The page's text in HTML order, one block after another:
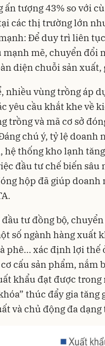
ấn tượng 43% so với
các thị trường lớn
Để duy trì liên
mạnh mẽ, chuyển đổi
diện chuỗi sản
nhiều vùng trồng áp
yêu cầu khắt khe về
trồng và mã cơ sở
chú ý, tỷ lệ doanh
hệ thống kho lạnh
đầu tư chế biến sâu
hộp đã giúp
đầu tư đồng bộ,
số ngành hàng xuất
phê… xác định lợi
cấu sản phẩm, nắm
khẩu đạt được
thúc đẩy gia
và chủ động đa